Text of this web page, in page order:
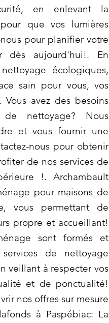
en enlevant la
que vos lumières
pour planifier votre
dès aujourd'hui!. En
écologiques,
sain pour vous, vos
avez des besoins
nettoyage? Nous
et vous fournir une
nous pour obtenir
de nos services de
!. Archambault
pour maisons de
vous permettant de
propre et accueillant!
sont formés et
de nettoyage
veillant à respecter vos
et de ponctualité!
nos offres sur mesure
à Paspébiac: La